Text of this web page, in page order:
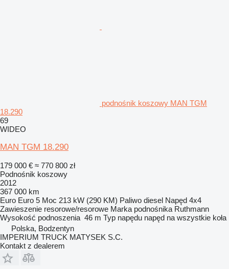
podnośnik koszowy MAN TGM
18.290
69
WIDEO
MAN TGM 18.290
179 000 € ≈ 770 800 zł
Podnośnik koszowy
2012
367 000 km
Euro Euro 5 Moc 213 kW (290 KM) Paliwo diesel Napęd 4x4
Zawieszenie resorowe/resorowe Marka podnośnika Ruthmann
Wysokość podnoszenia 46 m Typ napędu napęd na wszystkie koła
Polska, Bodzentyn
IMPERIUM TRUCK MATYSEK S.C.
Kontakt z dealerem